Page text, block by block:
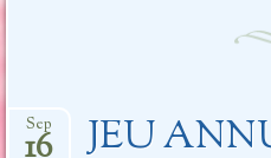
JEU
Sep
16